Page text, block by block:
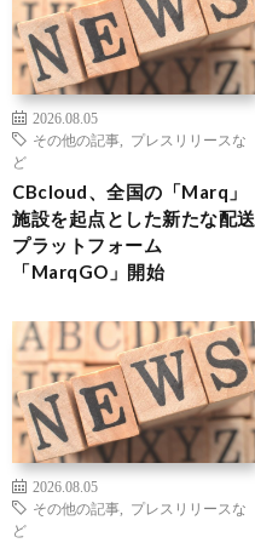
2026.08.05
その他の記事
プレスリリースな
ど
CBcloud、全国の「Marq」
施設を起点とした新たな配送
プラットフォーム
「MarqGO」開始
2026.08.05
その他の記事
プレスリリースな
ど